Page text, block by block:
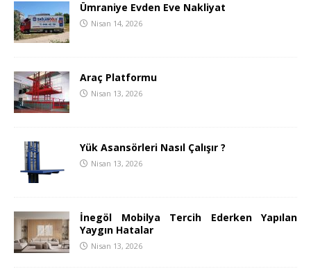
Ümraniye Evden Eve Nakliyat
Nisan 14, 2026
Araç Platformu
Nisan 13, 2026
Yük Asansörleri Nasıl Çalışır ?
Nisan 13, 2026
İnegöl Mobilya Tercih Ederken Yapılan
Yaygın Hatalar
Nisan 13, 2026